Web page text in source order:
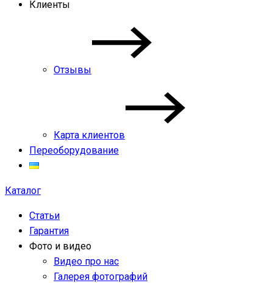
Клиенты
Отзывы
Карта клиентов
Переоборудование
Каталог
Статьи
Гарантия
Фото и видео
Видео про нас
Галерея фотографий